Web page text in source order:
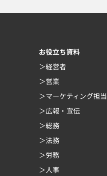
お役立ち資料
経営者
営業
マーケティング担当
広報・宣伝
総務
法務
労務
人事